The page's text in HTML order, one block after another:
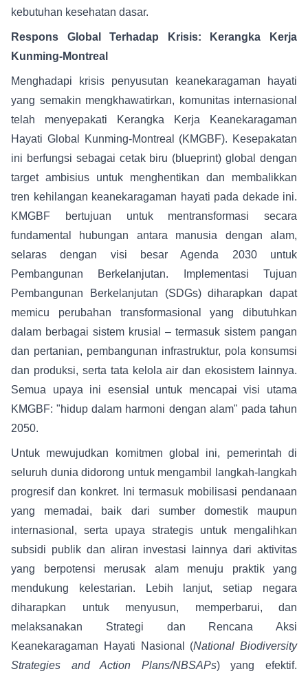
kebutuhan kesehatan dasar.
Respons Global Terhadap Krisis: Kerangka Kerja
Kunming-Montreal
Menghadapi krisis penyusutan keanekaragaman hayati
yang semakin mengkhawatirkan, komunitas internasional
telah menyepakati Kerangka Kerja Keanekaragaman
Hayati Global Kunming-Montreal (KMGBF). Kesepakatan
ini berfungsi sebagai cetak biru (blueprint) global dengan
target ambisius untuk menghentikan dan membalikkan
tren kehilangan keanekaragaman hayati pada dekade ini.
KMGBF bertujuan untuk mentransformasi secara
fundamental hubungan antara manusia dengan alam,
selaras dengan visi besar Agenda 2030 untuk
Pembangunan Berkelanjutan. Implementasi Tujuan
Pembangunan Berkelanjutan (SDGs) diharapkan dapat
memicu perubahan transformasional yang dibutuhkan
dalam berbagai sistem krusial – termasuk sistem pangan
dan pertanian, pembangunan infrastruktur, pola konsumsi
dan produksi, serta tata kelola air dan ekosistem lainnya.
Semua upaya ini esensial untuk mencapai visi utama
KMGBF: "hidup dalam harmoni dengan alam" pada tahun
2050.
Untuk mewujudkan komitmen global ini, pemerintah di
seluruh dunia didorong untuk mengambil langkah-langkah
progresif dan konkret. Ini termasuk mobilisasi pendanaan
yang memadai, baik dari sumber domestik maupun
internasional, serta upaya strategis untuk mengalihkan
subsidi publik dan aliran investasi lainnya dari aktivitas
yang berpotensi merusak alam menuju praktik yang
mendukung kelestarian. Lebih lanjut, setiap negara
diharapkan untuk menyusun, memperbarui, dan
melaksanakan Strategi dan Rencana Aksi
Keanekaragaman Hayati Nasional (National Biodiversity
Strategies and Action Plans/NBSAPs) yang efektif.